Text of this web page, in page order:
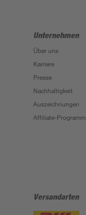
Unternehmen
Über uns
Karriere
Presse
Nachhaltigkeit
Auszeichnungen
Affiliate-Programm
Versandarten